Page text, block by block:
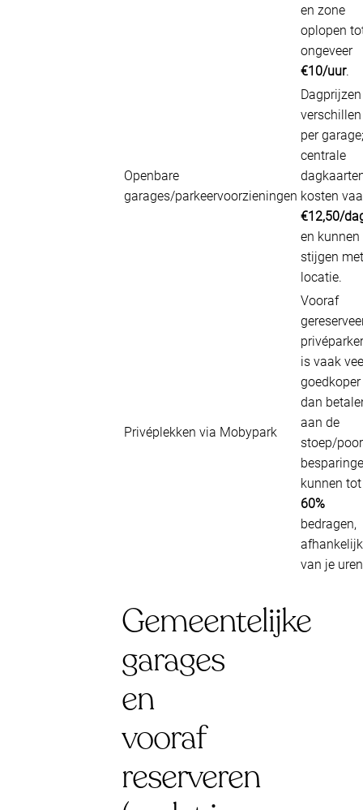
en zone
oplopen
ongeveer
€10/uur.
Openbare
garages/parkeervoorzieningen
Dagprijzen
verschillen
per garage;
centrale
kosten
€12,50/
en kunnen
stijgen met
locatie.
Privéplekken via Mobypark
Vooraf
is vaak
goedkoper
dan
aan de
stoep/
kunnen tot
60%
bedragen,
afhankelijk
van je
Gemeentelijke
garages
en
vooraf
reserveren